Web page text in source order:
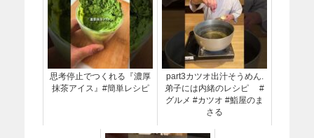
思考停止でつくれる『濃厚
抹茶アイス』#簡単レシピ
part3カツオ出汁そうめん.
弟子には内緒のレシピ #
グルメ #カツオ #鮨屋のま
さる